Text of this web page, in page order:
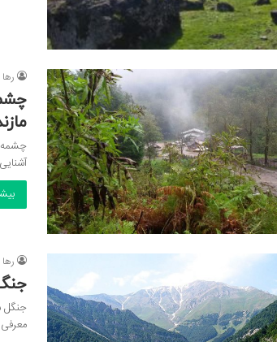
رها
چشمه
رها
جنگل